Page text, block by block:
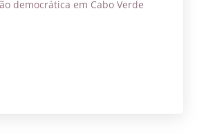
democrática em Cabo Verde